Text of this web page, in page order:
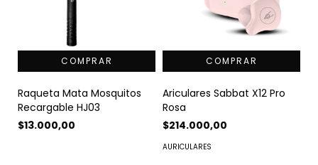
Raqueta Mata Mosquitos
Recargable HJ03
$13.000,00
Ariculares Sabbat X12 Pro
Rosa
$214.000,00
AURICULARES